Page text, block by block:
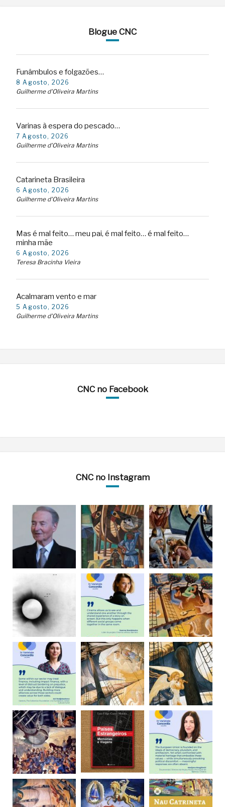
Blogue CNC
Funâmbulos e folgazões…
8 Agosto, 2026
Guilherme d'Oliveira Martins
Varinas à espera do pescado…
7 Agosto, 2026
Guilherme d'Oliveira Martins
Catarineta Brasileira
6 Agosto, 2026
Guilherme d'Oliveira Martins
Mas é mal feito… meu pai, é mal feito… é mal feito…
minha mãe
6 Agosto, 2026
Teresa Bracinha Vieira
Acalmaram vento e mar
5 Agosto, 2026
Guilherme d'Oliveira Martins
CNC no Facebook
CNC no Instagram